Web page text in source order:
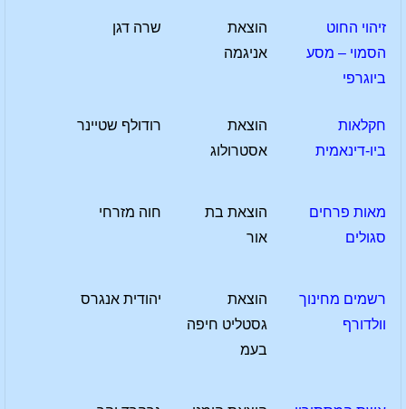
זיהוי החוט
הסמוי – מסע
ביוגרפי
הוצאת
אניגמה
שרה דגן
חקלאות
ביו-דינאמית
הוצאת
אסטרולוג
רודולף שטיינר
מאות פרחים
סגולים
הוצאת בת
אור
חוה מזרחי
רשמים מחינוך
וולדורף
הוצאת
גסטליט חיפה
בעמ
יהודית אנגרס